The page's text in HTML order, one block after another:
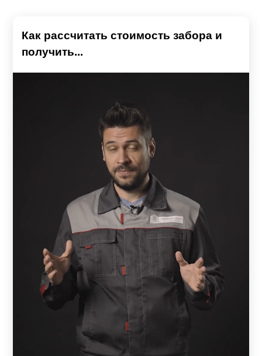
Как рассчитать стоимость забора и
получить...